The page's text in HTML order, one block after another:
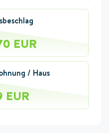
EUR
/ Haus
EUR